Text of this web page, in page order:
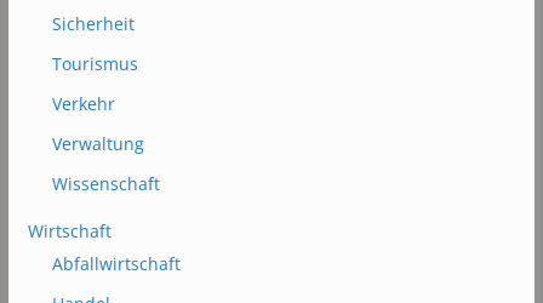
Sicherheit
Tourismus
Verkehr
Verwaltung
Wissenschaft
Wirtschaft
Abfallwirtschaft